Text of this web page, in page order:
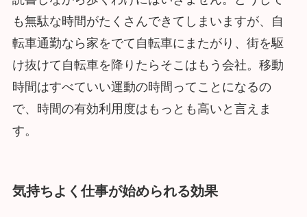
も無駄な時間がたくさんできてしまいますが、自
転車通勤なら家をでて自転車にまたがり、街を駆
け抜けて自転車を降りたらそこはもう会社。移動
時間はすべていい運動の時間ってことになるの
で、時間の有効利用度はもっとも高いと言えま
す。
気持ちよく仕事が始められる効果